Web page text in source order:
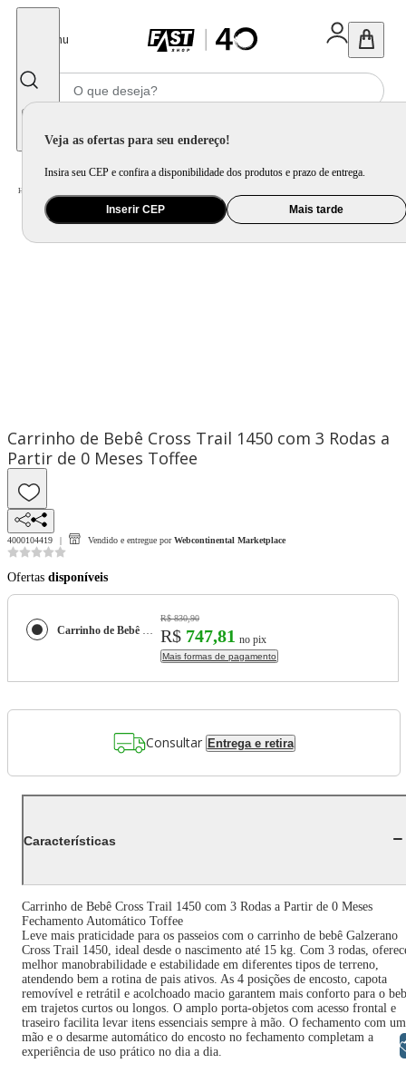
Menu
Veja as ofertas para seu endereço!
Insira seu CEP e confira a disponibilidade dos produtos e prazo de entrega.
Inserir CEP Mais tarde
Home
Carrinho de Bebê Cross Trail 1450 com 3 Rodas a
Partir de 0 Meses Toffee
4000104419 Vendido e entregue por Webcontinental Marketplace
Ofertas disponíveis
Carrinho de Bebê Cross Trail 1450 com 3 Rodas a Partir de 0 Meses Toffee
R$ 830,90
R$ 747,81 no pix
Mais formas de pagamento
Consultar Entrega e retira
Características
Carrinho de Bebê Cross Trail 1450 com 3 Rodas a Partir de 0 Meses
Fechamento Automático Toffee
Leve mais praticidade para os passeios com o carrinho de bebê Galzerano
Cross Trail 1450, ideal desde o nascimento até 15 kg. Com 3 rodas,
melhor manobrabilidade e estabilidade em diferentes tipos de terreno,
atendendo bem a rotina de pais ativos. As 4 posições de encosto, capota
removível e retrátil e acolchoado macio garantem mais conforto para o
em trajetos curtos ou longos. O amplo porta-objetos com acesso frontal e
traseiro facilita levar itens essenciais sempre à mão. O fechamento com
mão e o desarme automático do encosto no fechamento completam a
experiência de uso prático no dia a dia.
Libras